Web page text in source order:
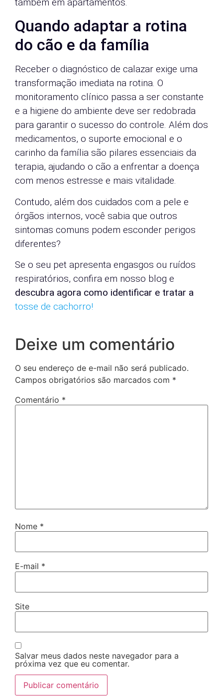
Quando adaptar a rotina
do cão e da família
Receber o diagnóstico de calazar exige uma
transformação imediata na rotina. O
monitoramento clínico passa a ser constante
e a higiene do ambiente deve ser redobrada
para garantir o sucesso do controle. Além dos
medicamentos, o suporte emocional e o
carinho da família são pilares essenciais da
terapia, ajudando o cão a enfrentar a doença
com menos estresse e mais vitalidade.
Contudo, além dos cuidados com a pele e
órgãos internos, você sabia que outros
sintomas comuns podem esconder perigos
diferentes?
Se o seu pet apresenta engasgos ou ruídos
respiratórios, confira em nosso blog e
descubra agora como identificar e tratar a
tosse de cachorro!
Deixe um comentário
O seu endereço de e-mail não será publicado.
Campos obrigatórios são marcados com *
Comentário *
Nome *
E-mail *
Site
Salvar meus dados neste navegador para a
próxima vez que eu comentar.